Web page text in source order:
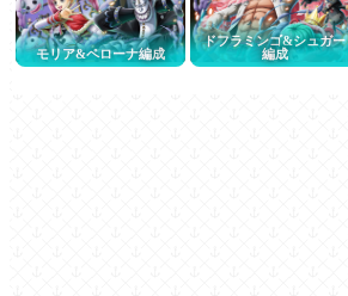
モリア&ペローナ編成
ドフラミンゴ&シュガー
編成